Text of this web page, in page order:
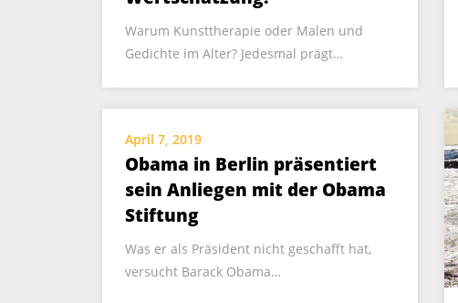
Warum Kunsttherapie oder Malen und
Gedichte im Alter? Jedesmal prägt…
April 7, 2019
Obama in Berlin präsentiert
sein Anliegen mit der Obama
Stiftung
Was er als Präsident nicht geschafft hat,
versucht Barack Obama…